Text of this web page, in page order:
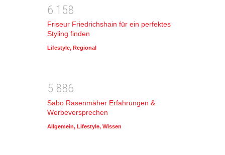
6 1 58
Friseur Friedrichshain für ein perfektes
Styling finden
Lifestyle, Regional
5 886
Sabo Rasenmäher Erfahrungen &
Werbeversprechen
Allgemein, Lifestyle, Wissen